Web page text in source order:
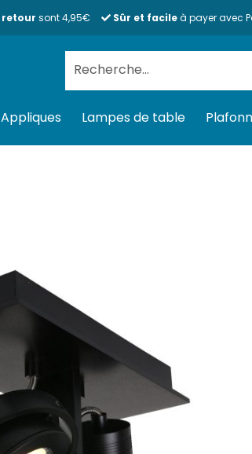
retour sont 4,95€ Sûr et facileà payer avec
pour :
Appliques Lampes de table